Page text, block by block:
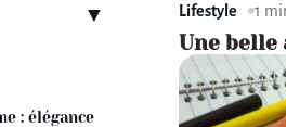
: élégance
Lifestyle 1
Une belle